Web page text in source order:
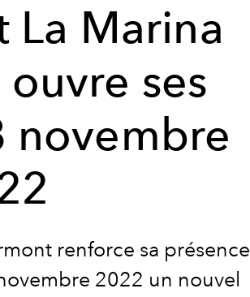
La Marina
ouvre ses
novembre
renforce sa présence
2022 un nouvel